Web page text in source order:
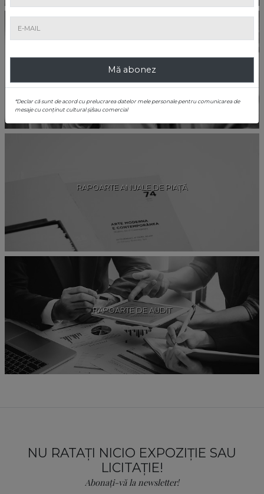
CARIERE
RAPOARTE ANUALE DE PIAȚĂ
RAPOARTE DE AUDIT
NU RATAȚI NICIO EXPOZIȚIE SAU
LICITAȚIE!
Abonați-vă la newsletter!
Mă abonez
*Declar că sunt de acord cu prelucrarea datelor mele personale pentru comunicarea de
mesaje cu conținut cultural și/sau comercial